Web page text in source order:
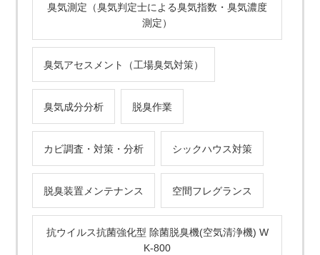
臭気測定（臭気判定士による臭気指数・臭気濃度
測定）
臭気アセスメント（工場臭気対策）
臭気成分分析 脱臭作業
カビ調査・対策・分析 シックハウス対策
脱臭装置メンテナンス 空間フレグランス
抗ウイルス抗菌強化型 除菌脱臭機(空気清浄機) W
K-800